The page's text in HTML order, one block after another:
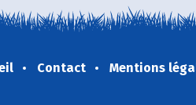
Contact Mentions